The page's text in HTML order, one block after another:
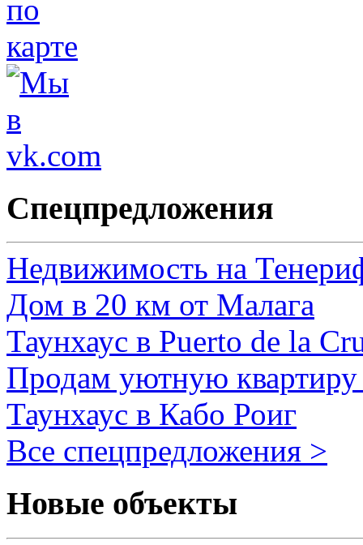
Спецпредложения
Недвижимость на
Дом в 20 км от Малага
Таунхаус в Puerto de la
Продам уютную
Таунхаус в Кабо Роиг
Все спецпредложения >
Новые объекты